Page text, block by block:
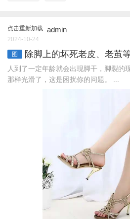
点击重新加载 admin
2024-10-24
图 除脚上的坏死老皮、老茧
人到了一定年龄就会出现脚干，脚裂的
那样光滑了，这是困扰你的问题。 ...